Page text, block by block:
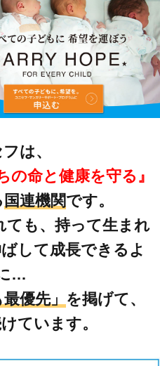
は、
の命と健康を守る』
国連機関です。
ても、持って生まれ
して成長できるよ
…
優先」 を掲げて、
ています。